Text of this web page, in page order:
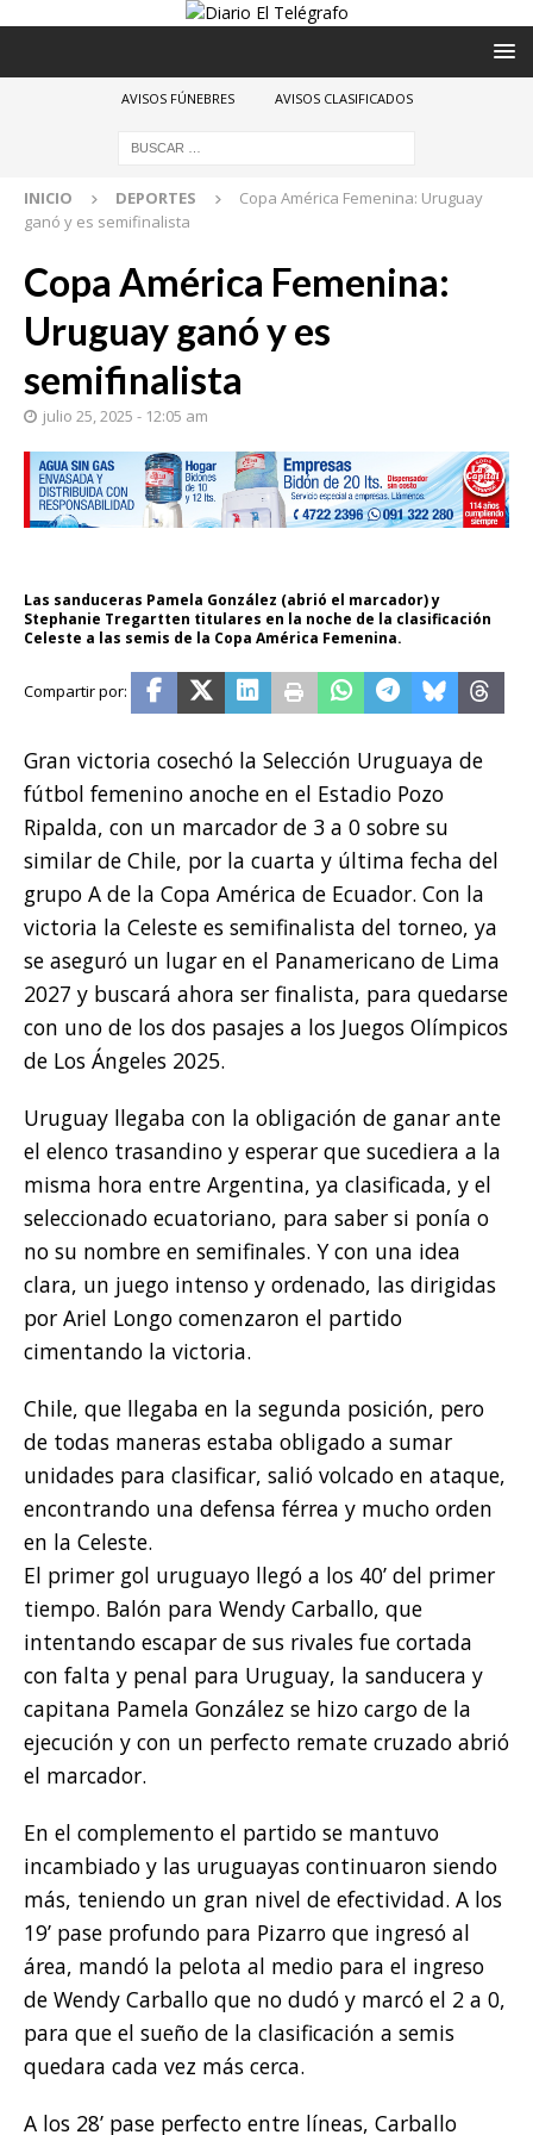
AVISOS FÚNEBRES AVISOS CLASIFICADOS
INICIO DEPORTES
Copa América Femenina: Uruguay
ganó y es semifinalista
Copa América Femenina:
Uruguay ganó y es
semifinalista
julio 25, 2025 - 12:05 am
Las sanduceras Pamela González (abrió el marcador) y
Stephanie Tregartten titulares en la noche de la clasificación
Celeste a las semis de la Copa América Femenina.
Gran victoria cosechó la Selección Uruguaya de
fútbol femenino anoche en el Estadio Pozo
Ripalda, con un marcador de 3 a 0 sobre su
similar de Chile, por la cuarta y última fecha del
grupo A de la Copa América de Ecuador. Con la
victoria la Celeste es semifinalista del torneo, ya
se aseguró un lugar en el Panamericano de Lima
2027 y buscará ahora ser finalista, para quedarse
con uno de los dos pasajes a los Juegos Olímpicos
de Los Ángeles 2025.
Uruguay llegaba con la obligación de ganar ante
el elenco trasandino y esperar que sucediera a la
misma hora entre Argentina, ya clasificada, y el
seleccionado ecuatoriano, para saber si ponía o
no su nombre en semifinales. Y con una idea
clara, un juego intenso y ordenado, las dirigidas
por Ariel Longo comenzaron el partido
cimentando la victoria.
Chile, que llegaba en la segunda posición, pero
de todas maneras estaba obligado a sumar
unidades para clasificar, salió volcado en ataque,
encontrando una defensa férrea y mucho orden
en la Celeste.
El primer gol uruguayo llegó a los 40’ del primer
tiempo. Balón para Wendy Carballo, que
intentando escapar de sus rivales fue cortada
con falta y penal para Uruguay, la sanducera y
capitana Pamela González se hizo cargo de la
ejecución y con un perfecto remate cruzado abrió
el marcador.
En el complemento el partido se mantuvo
incambiado y las uruguayas continuaron siendo
más, teniendo un gran nivel de efectividad. A los
19’ pase profundo para Pizarro que ingresó al
área, mandó la pelota al medio para el ingreso
de Wendy Carballo que no dudó y marcó el 2 a 0,
para que el sueño de la clasificación a semis
quedara cada vez más cerca.
A los 28’ pase perfecto entre líneas, Carballo